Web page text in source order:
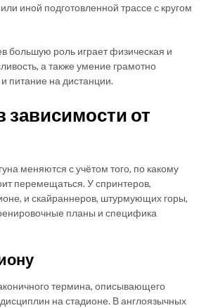
иной подготовленной трассе с кругом
большую роль играет физическая и
а также умение грамотно
питание на дистанции.
зависимости от
меняются с учётом того, по какому
перемещаться. У спринтеров,
и скайраннеров, штурмующих горы,
планы и специфика
термина, описывающего
на стадионе. В англоязычных